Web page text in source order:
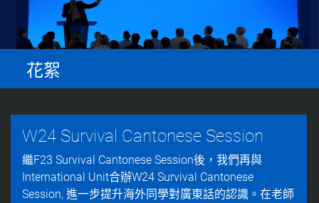
花絮
W24 Survival Cantonese Session
繼F23 Survival Cantonese Session後，我們再與
International Unit合辦W24 Survival Cantonese
Session, 進一步提升海外同學對廣東話的認識。在老師